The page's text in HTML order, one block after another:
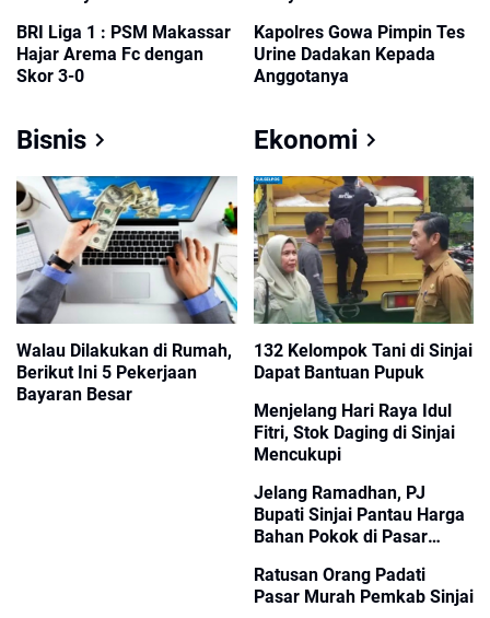
BRI Liga 1 : PSM Makassar
Hajar Arema Fc dengan
Skor 3-0
Peningkatkan Vitalitas
Kapolres Gowa Pimpin Tes
Urine Dadakan Kepada
Anggotanya
Bisnis
Walau Dilakukan di Rumah,
Berikut Ini 5 Pekerjaan
Bayaran Besar
Ekonomi
132 Kelompok Tani di Sinjai
Dapat Bantuan Pupuk
Menjelang Hari Raya Idul
Fitri, Stok Daging di Sinjai
Mencukupi
Jelang Ramadhan, PJ
Bupati Sinjai Pantau Harga
Bahan Pokok di Pasar
Ratusan Orang Padati
Pasar Murah Pemkab Sinjai